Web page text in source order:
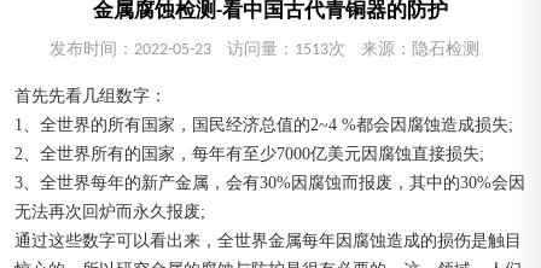
金属腐蚀检测-看中国古代青铜器的防护
发布时间：2022-05-23 访问量：1513次 来源：隐石检测
首先先看几组数字：
1、全世界的所有国家，国民经济总值的2~4 %都会因腐蚀造成损失;
2、全世界所有的国家，每年有至少7000亿美元因腐蚀直接损失;
3、全世界每年的新产金属，会有30%因腐蚀而报废，其中的30%会因
无法再次回炉而永久报废;
通过这些数字可以看出来，全世界金属每年因腐蚀造成的损伤是触目